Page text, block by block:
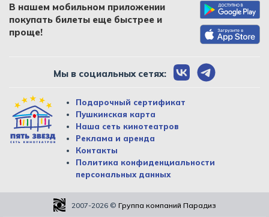
В нашем мобильном приложении
покупать билеты еще быстрее и
проще!
Мы в социальных сетях:
Подарочный сертификат
Пушкинская карта
Наша сеть кинотеатров
Реклама и аренда
Контакты
Политика конфиденциальности
персональных данных
2007-2026 © Группа компаний Парадиз